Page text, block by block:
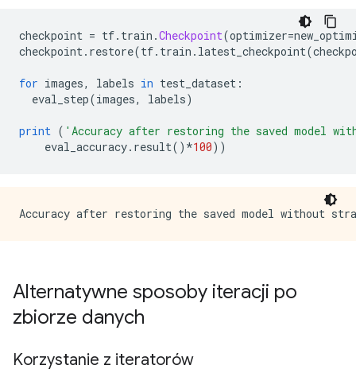
checkpoint = tf. train .Checkpoint(optimizer=
checkpoint. restore(tf. train . latest_checkpoint(
for images, labels in test_dataset :
eval_step(images, labels)
print ( 'Accuracy after restoring the saved model
eval_accuracy. result()*100))
Alternatywne sposoby iteracji po
zbiorze danych
Korzystanie z iteratorów